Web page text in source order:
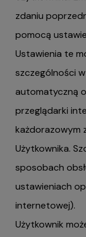
zdaniu
pomocą
Ustawienia te
szczególności
automatyczną
przeglądarki
każdorazowym
Użytkownika.
sposobach
ustawieniach
internetowej).
Użytkownik